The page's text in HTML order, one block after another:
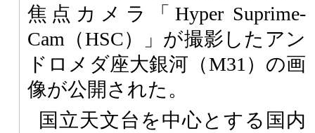
焦点カメラ「Hyper Suprime-
Cam（HSC）」が撮影したアン
ドロメダ座大銀河（M31）の画
像が公開された。
国立天文台を中心とする国内